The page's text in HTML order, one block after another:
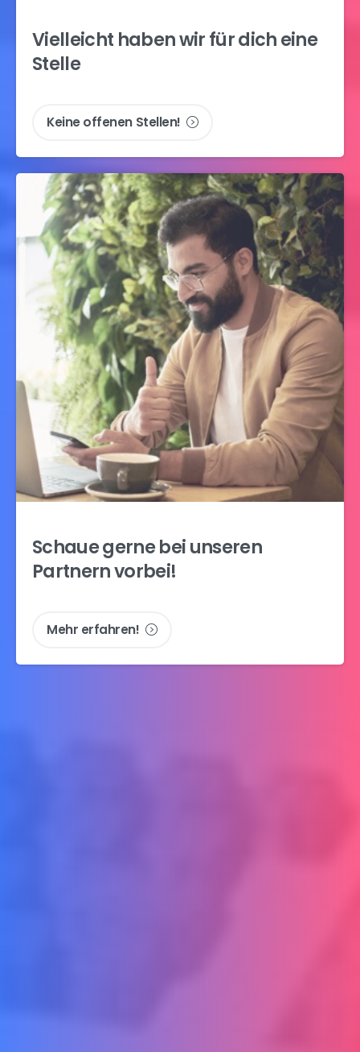
Vielleicht habenwirfürdicheine
Stelle
Keine offenen Stellen!
Schauegernebeiunseren
Partnernvorbei!
Mehr erfahren!